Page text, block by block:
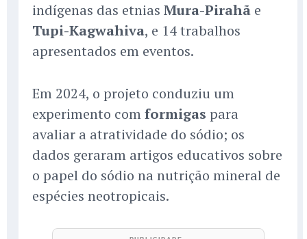
indígenas das etnias Mura-Pirahã e
Tupi-Kagwahiva, e 14 trabalhos
apresentados em eventos.
Em 2024, o projeto conduziu um
experimento comformigas para
avaliar a atratividade do sódio; os
dados geraram artigos educativos sobre
o papel do sódio na nutrição mineral de
espécies neotropicais.